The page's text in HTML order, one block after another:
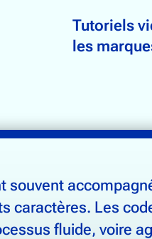
Tutoriels
les
souvent
caractères. Les
fluide, voire